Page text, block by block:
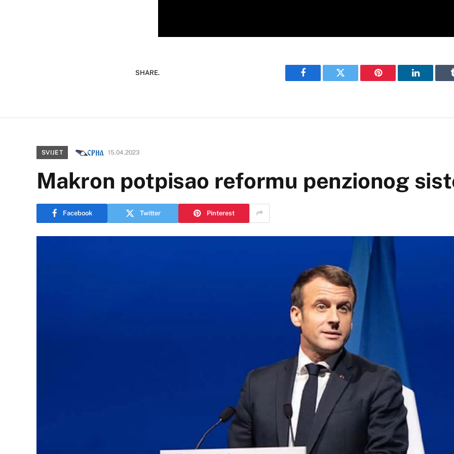
SHARE.
Facebook Twitter Pinterest LinkedIn
SVIJET 15.04.2023
Makron potpisao reformu penzionog
Facebook Twitter Pinterest